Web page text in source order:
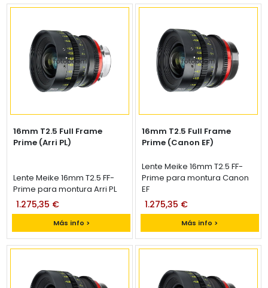
16mm T2.5 Full Frame
Prime (Arri PL)
Lente Meike 16mm T2.5 FF-
Prime para montura Arri PL
Más info >
1.275,35 €
16mm T2.5 Full Frame
Prime (Canon EF)
Lente Meike 16mm T2.5 FF-
Prime para montura Canon
EF
Más info >
1.275,35 €